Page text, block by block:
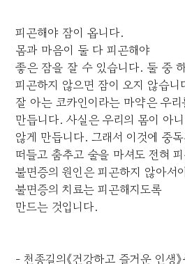
피곤해야 잠이 옵니다.
몸과 마음이 둘 다 피곤해야
좋은 잠을 잘 수 있습니다. 둘 중
피곤하지 않으면 잠이 오지 않습니
잘 아는 코카인이라는 마약은 우
만듭니다. 사실은 우리의 몸이 아
않게 만듭니다. 그래서 이것에 중
떠들고 춤추고 술을 마셔도 전혀
불면증의 원인은 피곤하지 않아서
불면증의 치료는 피곤해지도록
만드는 것입니다.
- 천종길의《건강하고 즐거운 인생